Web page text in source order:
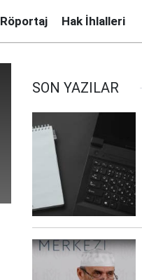
Röportaj Hak İhlalleri
SON YAZILAR